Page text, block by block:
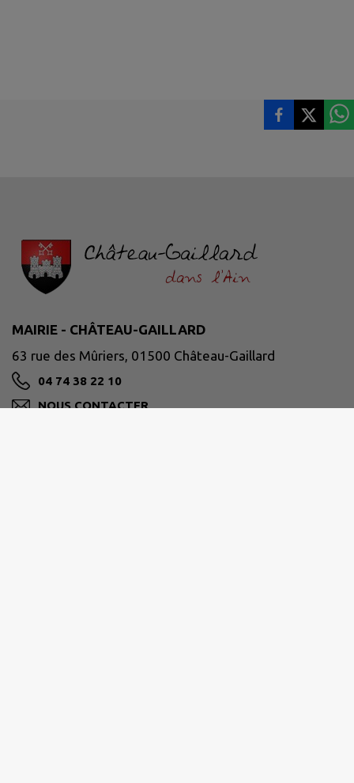
MAIRIE - CHÂTEAU-GAILLARD
63 rue des Mûriers, 01500 Château-Gaillard
04 74 38 22 10
NOUS CONTACTER